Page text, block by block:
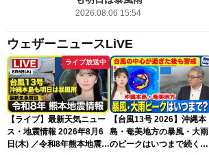
2026.08.06 15:54
ウェザーニュースLiVE
ライブ放送中
【ライブ】最新天気ニュー
ス・地震情報 2026年8月6
日(木) ／令和8年熊本地震情
【台風13号 2026】沖縄本
島・奄美地方の暴風・大雨
のピークはいつまで続く？